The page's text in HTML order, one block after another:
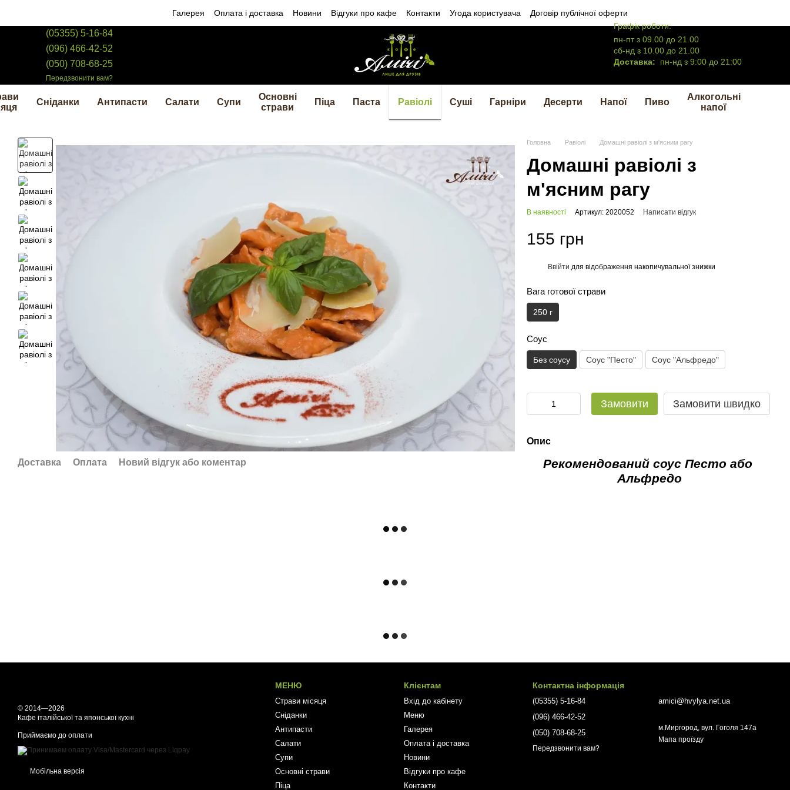
Галерея Оплата і доставка Новини Відгуки про кафе Контакти Угода користувача Договір публічної оферти
(05355) 5-16-84
(096) 466-42-52
(050) 708-68-25
Передзвонити вам?
Графік роботи:
пн-пт з 09.00 до 21.00
сб-нд з 10.00 до 21.00
Доставка: пн-нд з 9:00 до 21:00
Сніданки Антипасти Салати Супи
Основні
страви
Піца Паста Равіолі Суші Гарніри Десерти Напої Пиво
Алкогольні
напої
Доставка Оплата Новий відгук або коментар
Головна Равіолі Домашні равіолі з м'ясним рагу
Домашні равіолі з
м'ясним рагу
В наявності Артикул: 2020052 Написати відгук
155 грн
Ввійти для відображення накопичувальної знижки
Вага готової страви
250 г
Соус
Без соусу Соус "Песто" Соус "Альфредо"
Замовити Замовити швидко
Опис
Рекомендований соус Песто або
Альфредо
© 2014—2026
Кафе італійської та японської кухні
Приймаємо до оплати
Мобільна версія
МЕНЮ
Страви місяця
Сніданки
Антипасти
Салати
Супи
Основні страви
Піца
Клієнтам
Вхід до кабінету
Меню
Галерея
Оплата і доставка
Новини
Відгуки про кафе
Контакти
Контактна інформація
(05355) 5-16-84
(096) 466-42-52
(050) 708-68-25
Передзвонити вам?
amici@hvylya.net.ua
м.Миргород, вул. Гоголя 147а
Мапа проїзду